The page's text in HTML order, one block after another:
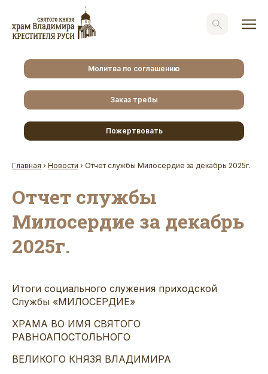
Молитва по соглашению
Заказ требы
Пожертвовать
Главная › Новости › Отчет службы Милосердие за декабрь 2025г.
Отчет службы
Милосердие за декабрь
2025г.
Итоги социального служения приходской
Службы «МИЛОСЕРДИЕ»
ХРАМА ВО ИМЯ СВЯТОГО
РАВНОАПОСТОЛЬНОГО
ВЕЛИКОГО КНЯЗЯ ВЛАДИМИРА